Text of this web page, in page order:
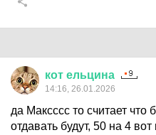
кот ельцина
14:16, 26.01.2026
да Максссс то считает
отдавать будут, 50 на 4